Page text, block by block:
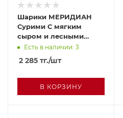
Шарики МЕРИДИАН
Сурими С мягким
сыром и лесными
грибами 100г
Есть в наличии: 3
2 285 тг./шт
В КОРЗИНУ